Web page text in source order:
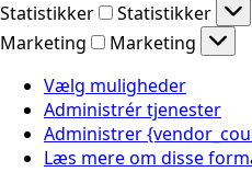
Statistikker
Statistikker
Marketing
Marketing
Vælg muligheder
Administrér tjenester
Administrer
Læs mere om disse